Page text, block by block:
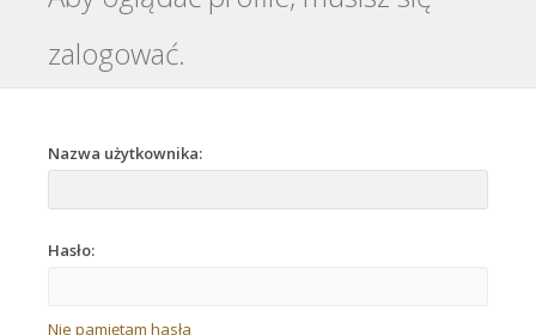
zalogować.
Nazwa użytkownika:
Hasło:
Nie pamiętam hasła